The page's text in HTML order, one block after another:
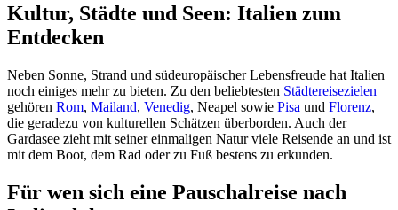
Kultur, Städte und Seen: Italien zum
Entdecken
Neben Sonne, Strand und südeuropäischer Lebensfreude hat Italien
noch einiges mehr zu bieten. Zu den beliebtesten Städtereisezielen
gehören Rom, Mailand, Venedig, Neapel sowie Pisa und Florenz,
die geradezu von kulturellen Schätzen überborden. Auch der
Gardasee zieht mit seiner einmaligen Natur viele Reisende an und ist
mit dem Boot, dem Rad oder zu Fuß bestens zu erkunden.
Für wen sich eine Pauschalreise nach